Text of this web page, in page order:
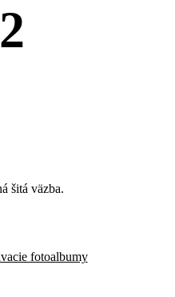
šitá väzba.
fotoalbumy